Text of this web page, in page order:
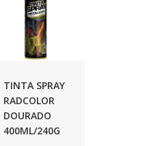
TINTA SPRAY
RADCOLOR
DOURADO
400ML/240G